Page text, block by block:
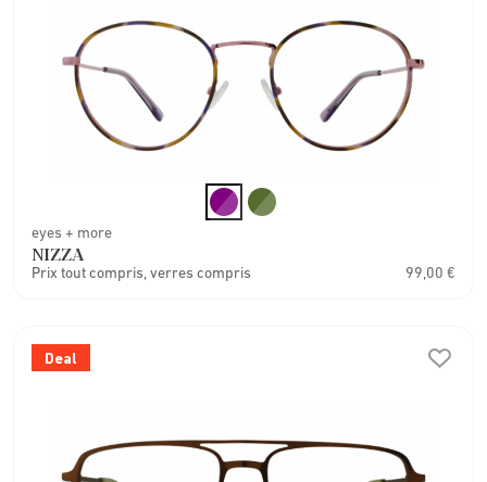
eyes + more
NIZZA
Prix tout compris, verres compris 99,00 €
Deal